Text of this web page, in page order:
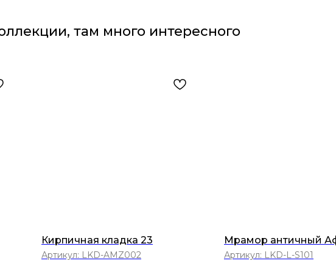
там много интересного
Кирпичная кладка 23
Артикул: LKD-AMZ002
Мрамор античный
Артикул: LKD-L-S101